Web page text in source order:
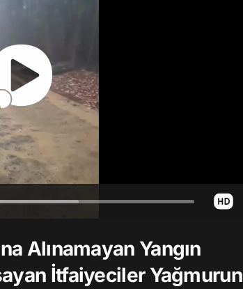
Alınamayan Yangın
İtfaiyeciler Yağmurun